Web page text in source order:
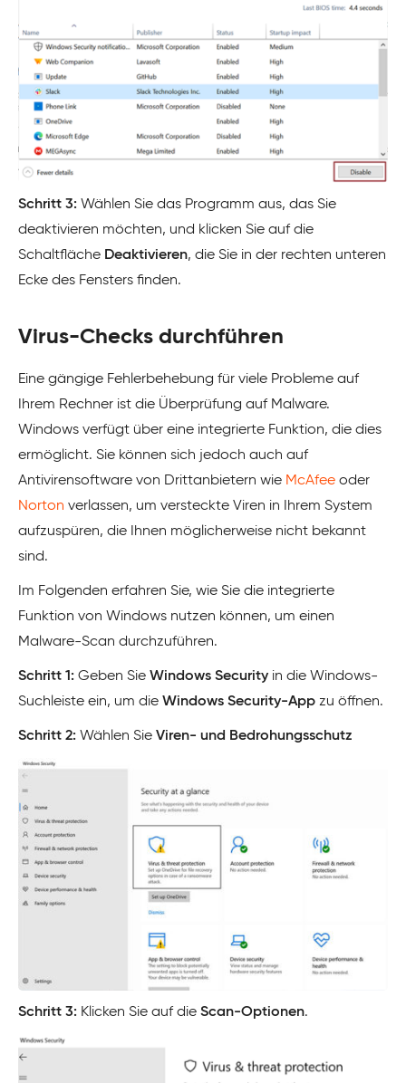
Schritt 3: Wählen Sie das Programm aus, das Sie
deaktivieren möchten, und klicken Sie auf die
Schaltfläche Deaktivieren, die Sie in der rechten unteren
Ecke des Fensters finden.
Virus-Checks durchführen
Eine gängige Fehlerbehebung für viele Probleme auf
Ihrem Rechner ist die Überprüfung auf Malware.
Windows verfügt über eine integrierte Funktion, die dies
ermöglicht. Sie können sich jedoch auch auf
Antivirensoftware von Drittanbietern wie McAfee oder
Norton verlassen, um versteckte Viren in Ihrem System
aufzuspüren, die Ihnen möglicherweise nicht bekannt
sind.
Im Folgenden erfahren Sie, wie Sie die integrierte
Funktion von Windows nutzen können, um einen
Malware-Scan durchzuführen.
Schritt 1: Geben Sie Windows Security in die Windows-
Suchleiste ein, um die Windows Security-App zu öffnen.
Schritt 2: Wählen Sie Viren- und Bedrohungsschutz
Schritt 3: Klicken Sie auf die Scan-Optionen.